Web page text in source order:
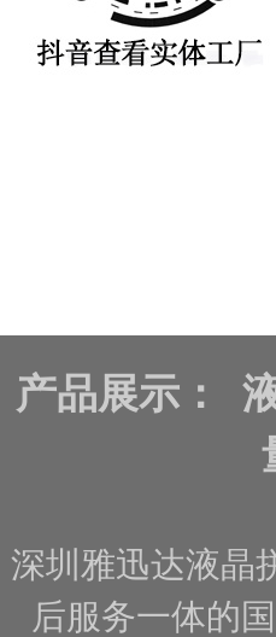
产品展示：
深圳雅迅达液晶
后服务一体的